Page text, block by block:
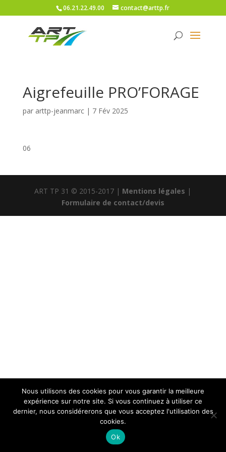
06.21.22.49.00 contact@arttp.fr
Aigrefeuille PRO’FORAGE
par arttp-jeanmarc| 7 Fév 2025
06
ART TP 31 © 2015-2017 | Mentions légales |
Formulaire de contact/devis
Nous utilisons des cookies pour vous garantir la meilleure
expérience sur notre site. Si vous continuez à utiliser ce
dernier, nous considérerons que vous acceptez l'utilisation des
cookies.
Ok